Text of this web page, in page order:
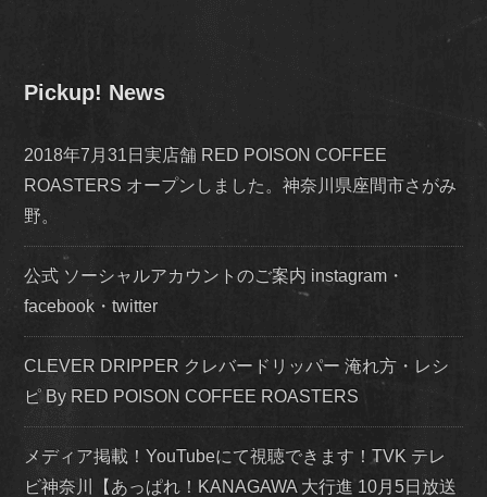
Pickup! News
2018年7月31日実店舗 RED POISON COFFEE
ROASTERS オープンしました。神奈川県座間市さがみ
野。
公式 ソーシャルアカウントのご案内 instagram・
facebook・twitter
CLEVER DRIPPER クレバードリッパー 淹れ方・レシ
ピ By RED POISON COFFEE ROASTERS
メディア掲載！YouTubeにて視聴できます！TVK テレ
ビ神奈川【あっぱれ！KANAGAWA 大行進 10月5日放送